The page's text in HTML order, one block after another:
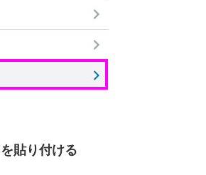
貼り付ける